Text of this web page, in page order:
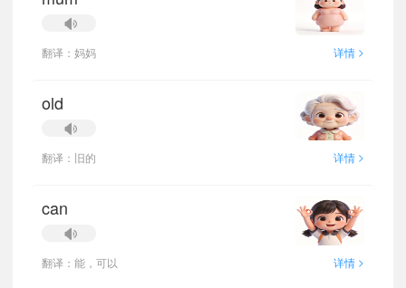
翻译：妈妈 详情 >
old
翻译：旧的 详情 >
can
翻译：能，可以 详情 >